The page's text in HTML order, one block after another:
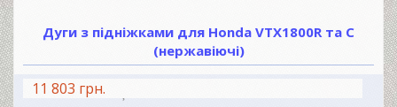
Дуги з підніжками для Honda VTX1800R та С
(нержавіючі)
11 803 грн.